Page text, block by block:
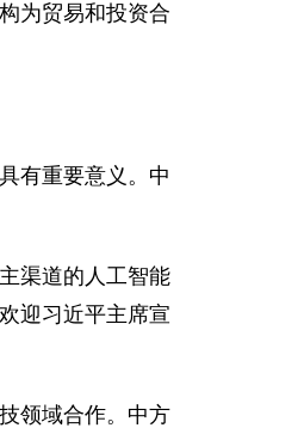
为贸易和投资合
有重要意义。中
渠道的人工智能
迎习近平主席宣
领域合作。中方